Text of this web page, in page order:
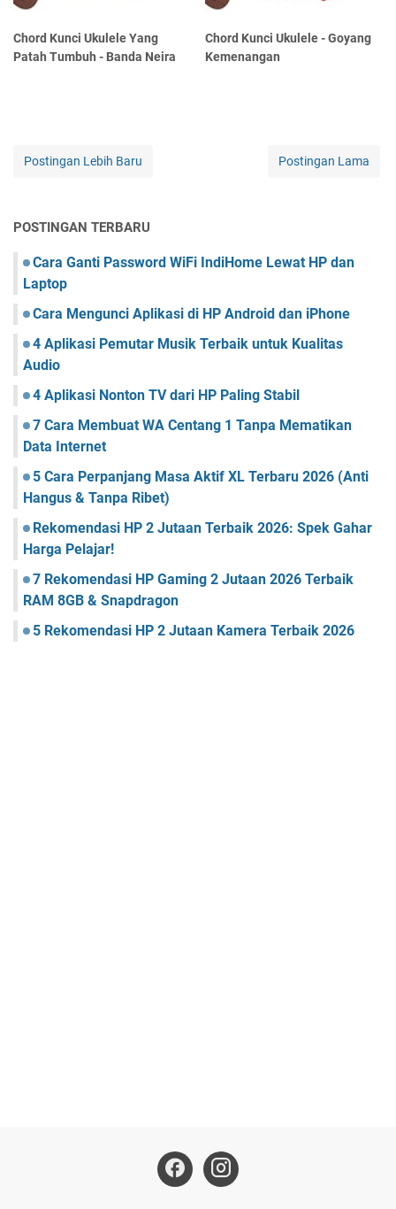
Chord Kunci Ukulele Yang
Patah Tumbuh - Banda Neira
Chord Kunci Ukulele - Goyang
Kemenangan
Postingan Lebih Baru Postingan Lama
POSTINGAN TERBARU
Cara Ganti Password WiFi IndiHome Lewat HP dan
Laptop
Cara Mengunci Aplikasi di HP Android dan iPhone
4 Aplikasi Pemutar Musik Terbaik untuk Kualitas
Audio
4 Aplikasi Nonton TV dari HP Paling Stabil
7 Cara Membuat WA Centang 1 Tanpa Mematikan
Data Internet
5 Cara Perpanjang Masa Aktif XL Terbaru 2026 (Anti
Hangus & Tanpa Ribet)
Rekomendasi HP 2 Jutaan Terbaik 2026: Spek Gahar
Harga Pelajar!
7 Rekomendasi HP Gaming 2 Jutaan 2026 Terbaik
RAM 8GB & Snapdragon
5 Rekomendasi HP 2 Jutaan Kamera Terbaik 2026